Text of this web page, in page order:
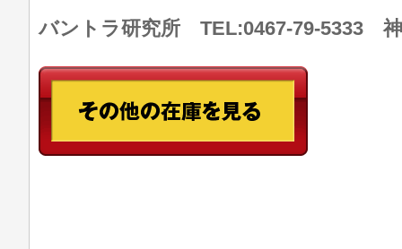
バントラ研究所 TEL:0467-79-5333 神